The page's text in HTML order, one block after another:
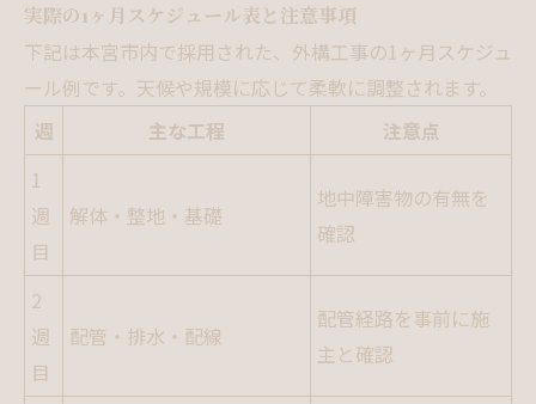
実際の1ヶ月スケジュール表と注意事項
下記は本宮市内で採用された、外構工事の1ヶ月スケジュ
ール例です。天候や規模に応じて柔軟に調整されます。
週
主な工程
注意点
1
週
目
解体・整地・基礎
地中障害物の有無を
確認
2
週
目
配管・排水・配線
配管経路を事前に施
主と確認